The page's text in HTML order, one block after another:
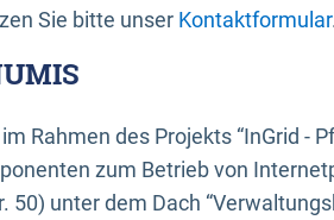
Sie bitte unser Kontaktformular.
Rahmen des Projekts “InGrid -
zum Betrieb von
50) unter dem Dach